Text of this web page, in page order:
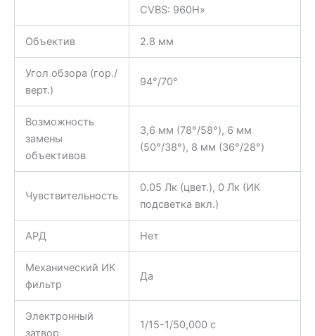
CVBS: 960H»
Объектив 2.8 мм
Угол обзора (гор./
верт.)
94°/70°
Возможность
замены
объективов
3,6 мм (78°/58°), 6 мм
(50°/38°), 8 мм (36°/28°)
Чувствительность
0.05 Лк (цвет.), 0 Лк (ИК
подсветка вкл.)
АРД Нет
Механический ИК
фильтр
Да
Электронный
затвор
1/15-1/50,000 c